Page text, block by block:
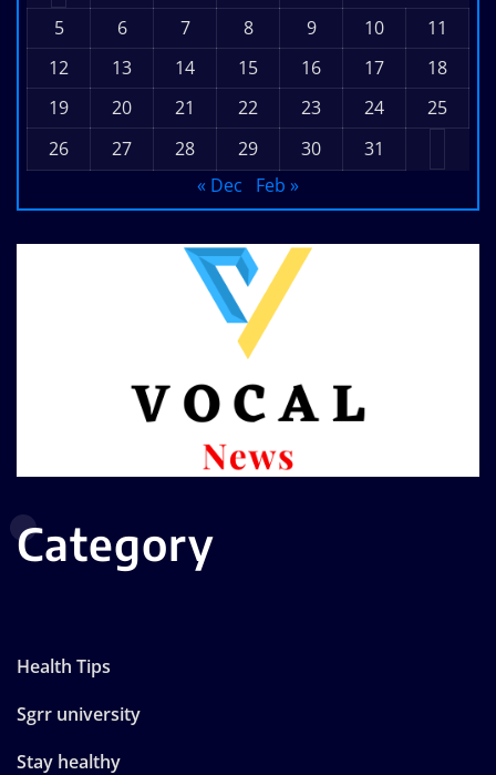
5
6 7 8 9 10
11
12
13 14 15 16 17
18
19
20 21 22 23 24
25
26
27 28 29 30
31
« Dec
Feb »
Category
Health Tips
Sgrr university
Stay healthy